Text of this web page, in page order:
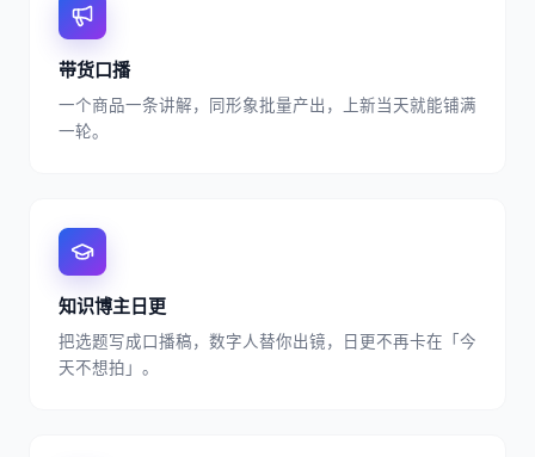
带货口播
一个商品一条讲解，同形象批量产出，上新当天就能铺满
一轮。
知识博主日更
把选题写成口播稿，数字人替你出镜，日更不再卡在「今
天不想拍」。